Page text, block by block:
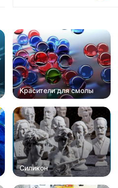
Красители для смолы
Силикон